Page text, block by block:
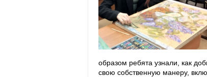
образом ребята узнали, как
свою собственную манеру,